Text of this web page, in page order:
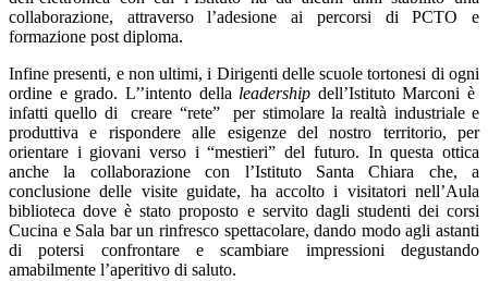
collaborazione, attraverso l’adesione ai percorsi di PCTO e
formazione post diploma.
Infine presenti, e non ultimi, i Dirigenti delle scuole tortonesi di ogni
ordine e grado. L’’intento della leadership dell’Istituto Marconi è
infatti quello di creare “rete” per stimolare la realtà industriale e
produttiva e rispondere alle esigenze del nostro territorio, per
orientare i giovani verso i “mestieri” del futuro. In questa ottica
anche la collaborazione con l’Istituto Santa Chiara che, a
conclusione delle visite guidate, ha accolto i visitatori nell’Aula
biblioteca dove è stato proposto e servito dagli studenti dei corsi
Cucina e Sala bar un rinfresco spettacolare, dando modo agli astanti
di potersi confrontare e scambiare impressioni degustando
amabilmente l’aperitivo di saluto.